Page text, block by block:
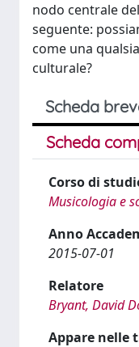
nodo centrale
seguente:
come una
culturale?
Scheda
Scheda
Corso di
Musicologia e
Anno
2015-07-01
Relatore
Bryant, David
Appare nelle